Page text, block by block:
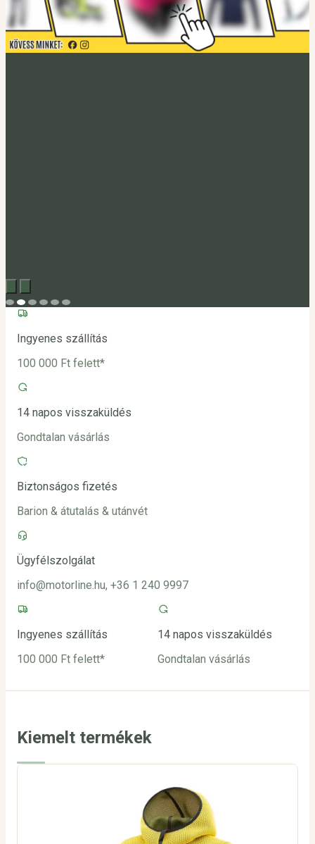
Acerbis akció
Fedezd fel
Ingyenes szállítás
100 000 Ft felett*
14 napos visszaküldés
Gondtalan vásárlás
Biztonságos fizetés
Barion & átutalás & utánvét
Ügyfélszolgálat
info@motorline.hu, +36 1 240 9997
Ingyenes szállítás
100 000 Ft felett*
14 napos visszaküldés
Gondtalan vásárlás
Kiemelt termékek